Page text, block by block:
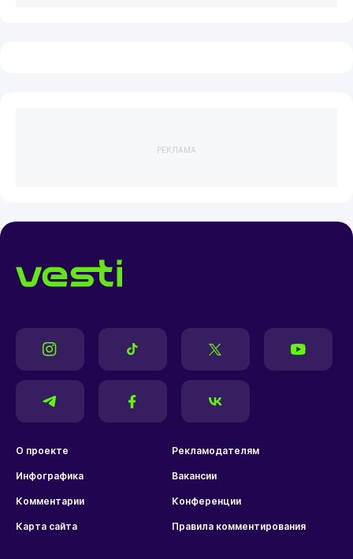
РЕКЛАМА
О проекте Рекламодателям
Инфографика Вакансии
Комментарии Конференции
Карта сайта Правила комментирования